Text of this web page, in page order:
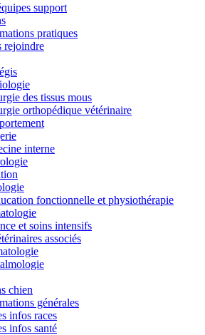
support
pratiques
rejoindre
des tissus mous
orthopédique vétérinaire
interne
fonctionnelle et physiothérapie
et soins intensifs
associés
chien
générales
infos races
infos santé